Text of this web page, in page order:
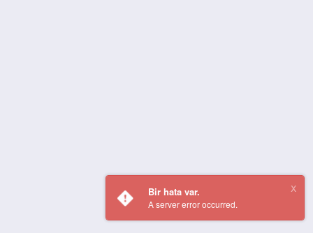
Bir hata var.
A server error occurred.